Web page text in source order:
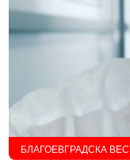
БЛАГОЕВГРАДСКА